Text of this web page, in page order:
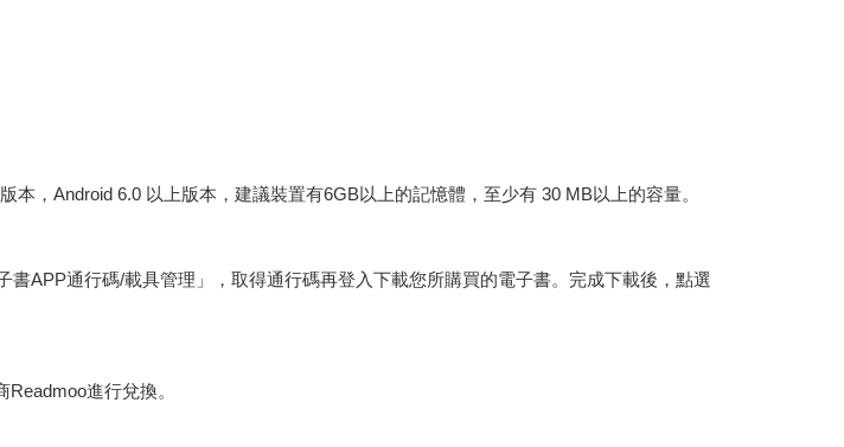
，Android 6.0 以上版本，建議裝置有6GB以上的記憶體，至少有 30 MB以上的容量。
APP通行碼/載具管理」，取得通行碼再登入下載您所購買的電子書。完成下載後，點選
進行兌換。